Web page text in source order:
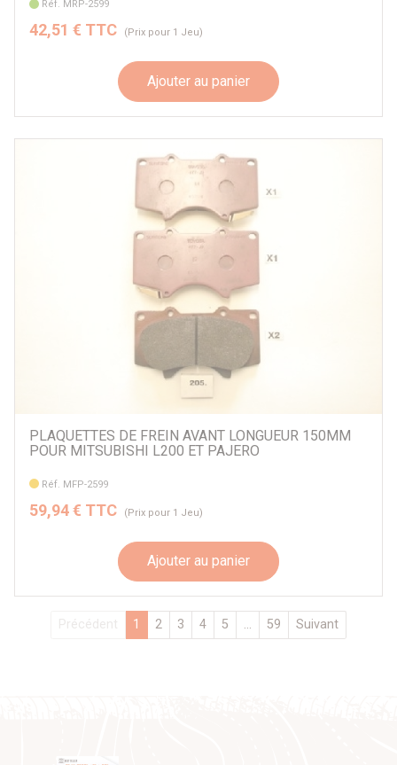
Réf. MRP-2599
42,51 € TTC (Prix pour 1 Jeu)
Ajouter au panier
PLAQUETTES DE FREIN AVANT LONGUEUR 150MM
POUR MITSUBISHI L200 ET PAJERO
Réf. MFP-2599
59,94 € TTC (Prix pour 1 Jeu)
Ajouter au panier
Précédent 1 2 3 4 5 ... 59 Suivant